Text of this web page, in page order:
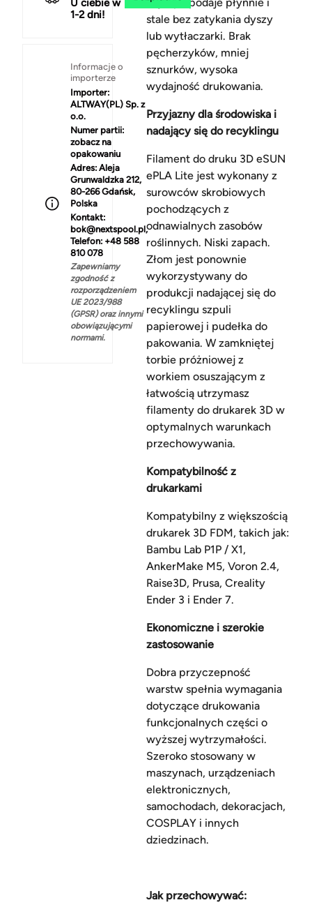
U ciebie w
1-2 dni!
Informacje o
importerze
Importer:
ALTWAY(PL) Sp. z
o.o.
Numer partii:
zobacz na
opakowaniu
Adres: Aleja
Grunwaldzka 212,
80-266 Gdańsk,
Polska
Kontakt:
bok@nextspool.pl,
Telefon: +48 588
810 078
Zapewniamy
zgodność z
rozporządzeniem
UE 2023/988
(GPSR) oraz innymi
obowiązującymi
normami.
stale bez zatykania dyszy
lub wytłaczarki. Brak
pęcherzyków, mniej
sznurków, wysoka
wydajność drukowania.
Przyjazny dla środowiska i
nadający się do recyklingu
Filament do druku 3D eSUN
ePLA Lite jest wykonany z
surowców skrobiowych
pochodzących z
odnawialnych zasobów
roślinnych. Niski zapach.
Złom jest ponownie
wykorzystywany do
produkcji nadającej się do
recyklingu szpuli
papierowej i pudełka do
pakowania. W zamkniętej
torbie próżniowej z
workiem osuszającym z
łatwością utrzymasz
filamenty do drukarek 3D w
optymalnych warunkach
przechowywania.
Kompatybilność z
drukarkami
Kompatybilny z większością
drukarek 3D FDM, takich jak:
Bambu Lab P1P / X1,
AnkerMake M5, Voron 2.4,
Raise3D, Prusa, Creality
Ender 3 i Ender 7.
Ekonomiczne i szerokie
zastosowanie
Dobra przyczepność
warstw spełnia wymagania
dotyczące drukowania
funkcjonalnych części o
wyższej wytrzymałości.
Szeroko stosowany w
maszynach, urządzeniach
elektronicznych,
samochodach, dekoracjach,
COSPLAY i innych
dziedzinach.
Jak przechowywać: